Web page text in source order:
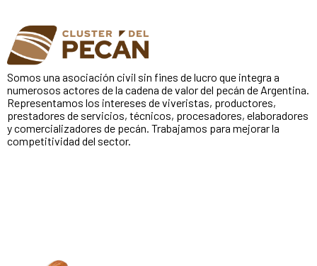
Somos una asociación civil sin fines de lucro que integra a
numerosos actores de la cadena de valor del pecán de Argentina.
Representamos los intereses de viveristas, productores,
prestadores de servicios, técnicos, procesadores, elaboradores
y comercializadores de pecán. Trabajamos para mejorar la
competitividad del sector.